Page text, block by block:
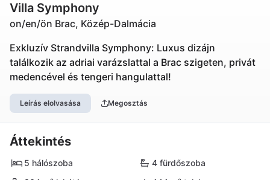
Villa Symphony
on/en/ön Brac, Közép-Dalmácia
Exkluzív Strandvilla Symphony: Luxus dizájn
találkozik az adriai varázslattal a Brac szigeten, privát
medencével és tengeri hangulattal!
Leírás elolvasása Megosztás
Áttekintés
5 hálószoba
4 fürdőszoba